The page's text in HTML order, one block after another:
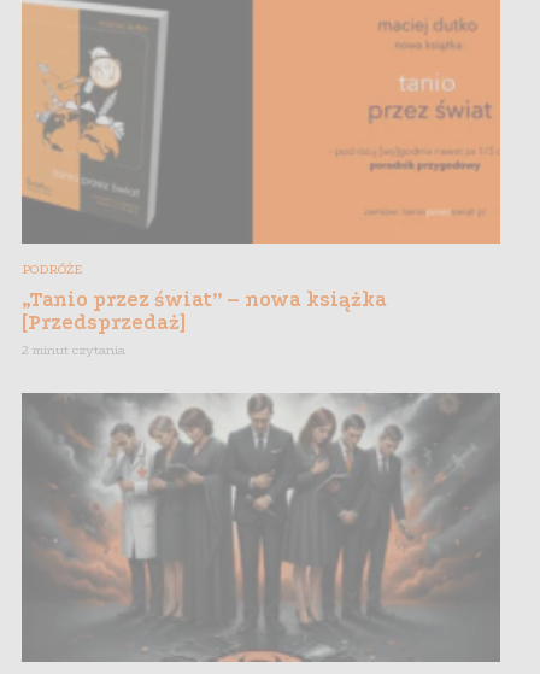
PODRÓŻE
„Tanio przez świat” – nowa książka
[Przedsprzedaż]
2 minut czytania